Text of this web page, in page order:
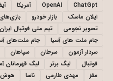
ChatGpt
OpenAI آمریکا
ایلان ماسک
بازار خودرو
تصویر نجومی
تیم ملی فوتبال ایران
جام ملت های آسیا
جام ملت‌های
سردار آزمون
سرطان سپاهان
فوتبال
لیگ برتر لیگ قهرمانان
مغز
مهدی طارمی ناسا هوش